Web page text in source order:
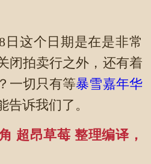
日这个日期是在是非常
闭拍卖行之外，还有着
一切只有等暴雪嘉年华
告诉我们了。
超昂草莓 整理编译，